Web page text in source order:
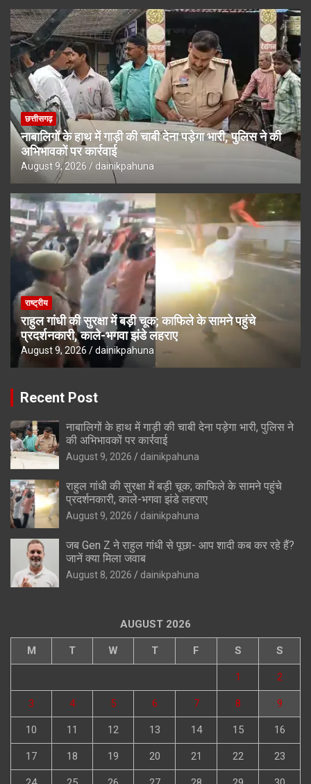
छत्तीसगढ़
नाबालिगों के हाथ में गाड़ी की चाबी देना पड़ेगा भारी, पुलिस ने की
अभिभावकों पर कार्रवाई
August 9, 2026 dainikpahuna
राष्ट्रीय
राहुल गांधी की सुरक्षा में बड़ी चूक; काफिले के सामने पहुंचे
प्रदर्शनकारी, काले-भगवा झंडे लहराए
August 9, 2026 dainikpahuna
Recent Post
नाबालिगों के हाथ में गाड़ी की चाबी देना पड़ेगा भारी, पुलिस ने
की अभिभावकों पर कार्रवाई
August 9, 2026 dainikpahuna
राहुल गांधी की सुरक्षा में बड़ी चूक; काफिले के सामने पहुंचे
प्रदर्शनकारी, काले-भगवा झंडे लहराए
August 9, 2026 dainikpahuna
जब Gen Z ने राहुल गांधी से पूछा- आप शादी कब कर रहे हैं?
जानें क्या मिला जवाब
August 8, 2026 dainikpahuna
AUGUST 2026
M T W T F S S
1 2
3 4 5 6 7 8 9
10 11 12 13 14 15 16
17 18 19 20 21 22 23